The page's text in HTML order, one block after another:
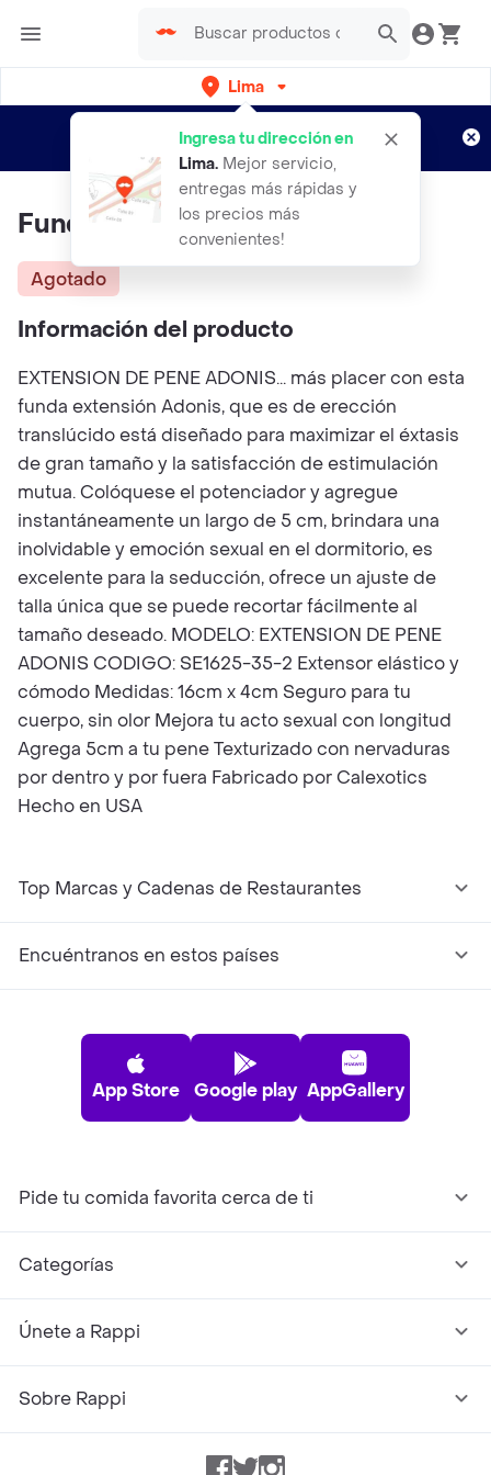
Lima
Ingresa tu dirección en
Lima. Mejor servicio,
entregas más rápidas y
los precios más
convenientes!
envíos gratis por semanas
Aplican TyC
Fundas Adonis ® Extension
Agotado
Información del producto
EXTENSION DE PENE ADONIS... más placer con esta
funda extensión Adonis, que es de erección
translúcido está diseñado para maximizar el éxtasis
de gran tamaño y la satisfacción de estimulación
mutua. Colóquese el potenciador y agregue
instantáneamente un largo de 5 cm, brindara una
inolvidable y emoción sexual en el dormitorio, es
excelente para la seducción, ofrece un ajuste de
talla única que se puede recortar fácilmente al
tamaño deseado. MODELO: EXTENSION DE PENE
ADONIS CODIGO: SE1625-35-2 Extensor elástico y
cómodo Medidas: 16cm x 4cm Seguro para tu
cuerpo, sin olor Mejora tu acto sexual con longitud
Agrega 5cm a tu pene Texturizado con nervaduras
por dentro y por fuera Fabricado por Calexotics
Hecho en USA
Top Marcas y Cadenas de Restaurantes
Encuéntranos en estos países
App Store Google play AppGallery
Pide tu comida favorita cerca de ti
Categorías
Únete a Rappi
Sobre Rappi
Facebook
TwitterInstagram